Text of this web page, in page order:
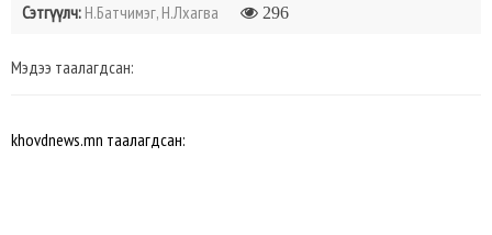
Сэтгүүлч: Н.Батчимэг, Н.Лхагва 296
Мэдээ таалагдсан:
khovdnews.mn таалагдсан: